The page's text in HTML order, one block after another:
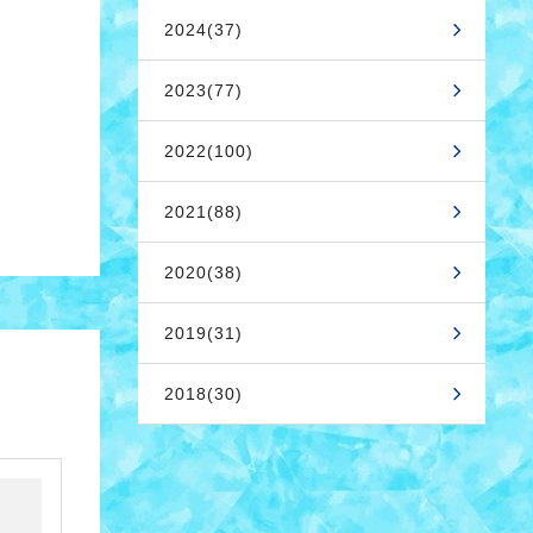
2024(37)
2023(77)
2022(100)
2021(88)
2020(38)
2019(31)
2018(30)